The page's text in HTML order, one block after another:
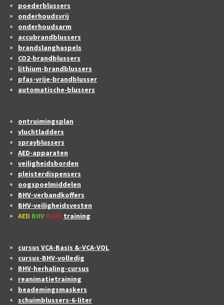
poederblussers
onderhoudsvrij
onderhoudsarm
accubrandblussers
brandslanghaspels
CO2-brandblussers
lithium-brandblussers
pfas-vrije-brandblusser
automatische-blussers
ontruimingsplan
vluchtladders
sprayblussers
AED-apparaten
veiligheidsborden
pleisterdispensers
oogspoelmiddelen
BHV-verbandkoffers
BHV-veiligheidsvesten
AED BHV BLUS training
cursus VCA-Basis &-VCA-VOL
cursus-BHV-volledig
BHV-herhaling-cursus
reanimatietraining
beademingsmaskers
schuimblussers-6-liter